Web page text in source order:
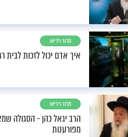
מדור וידיאו
איך אדם יכול לזכות לבית
מדור וידיאו
הרב יגאל כהן - הסגולה
מפורענות